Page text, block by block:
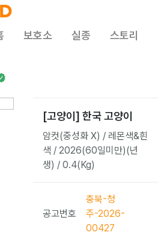
보호소 실종 스토리
[고양이] 한국 고양이
암컷(중성화 X) / 레몬색&흰
색 / 2026(60일미만)(년
생) / 0.4(Kg)
공고번호
충북-청
주-2026-
00427